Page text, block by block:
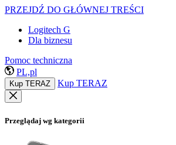
PRZEJDŹ DO GŁÓWNEJ TREŚCI
Logitech G
Dla biznesu
Pomoc techniczna
PL,pl
Kup TERAZ Kup TERAZ
Przeglądaj wg kategorii